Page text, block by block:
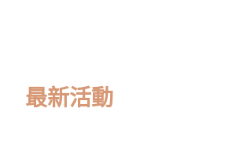
最新活動